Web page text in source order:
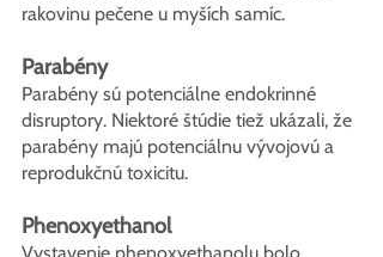
rakovinu pečene u myších samíc.
Parabény
Parabény sú potenciálne endokrinné
disruptory. Niektoré štúdie tiež ukázali, že
parabény majú potenciálnu vývojovú a
reprodukčnú toxicitu.
Phenoxyethanol